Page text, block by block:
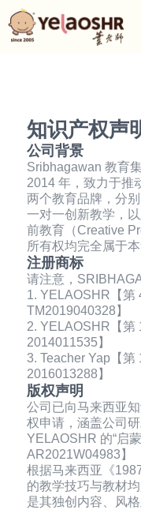
知识产权声
公司背景
Sribhagawan 教育
2014 年，致力于推
两个教育品牌，分
一对一创新教学，
前教育（Creative
所有权均完全属于本
注册商标
请注意，
1. YELAOSHR【第
TM2019040328】
2. YELAOSHR【第
2014011535】
3. Teacher Yap【第
2016013288】
版权声明
公司已向马来西亚
权申请，涵盖公司
YELAOSHR 的“启
AR2021W04983】
根据马来西亚《
的教学技巧与教材
是其独创内容、风